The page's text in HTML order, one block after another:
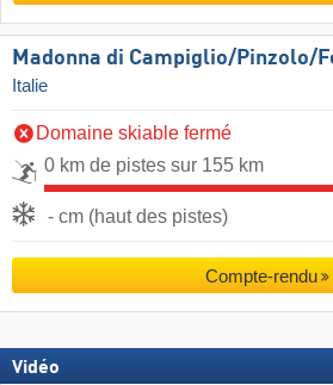
Madonna di Campiglio/​Pinzolo/​
Italie
Domaine skiable fermé
0 km de pistes sur 155 km
- cm (haut des pistes)
Compte-rendu
Vidéo